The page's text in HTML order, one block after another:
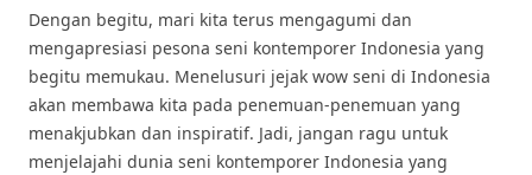
Dengan begitu, mari kita terus mengagumi dan
mengapresiasi pesona seni kontemporer Indonesia yang
begitu memukau. Menelusuri jejak wow seni di Indonesia
akan membawa kita pada penemuan-penemuan yang
menakjubkan dan inspiratif. Jadi, jangan ragu untuk
menjelajahi dunia seni kontemporer Indonesia yang